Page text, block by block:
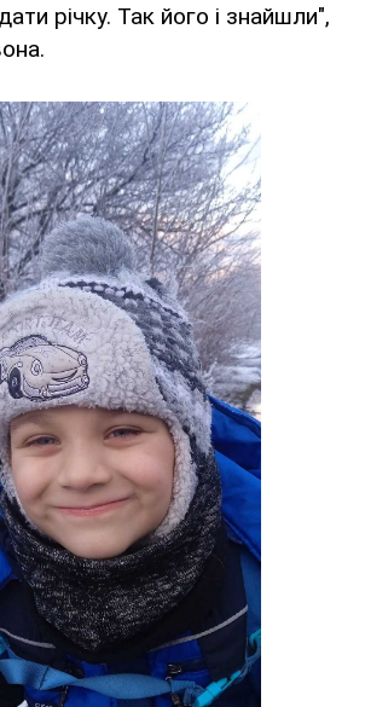
річку. Так його і знайшли",